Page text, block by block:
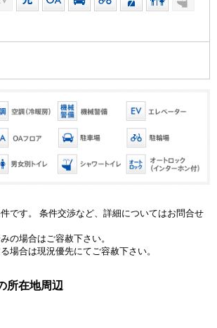
です。 条件交渉など、詳細についてはお問合せ
の場合はご容赦下さい。
場合は現況優先にてご容赦下さい。
所在地周辺